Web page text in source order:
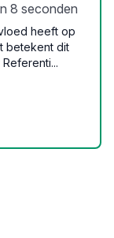
8 seconden
heeft op
betekent dit